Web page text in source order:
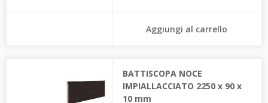
Aggiungi al carrello
BATTISCOPA NOCE
IMPIALLACCIATO 2250 x 90 x
10 mm